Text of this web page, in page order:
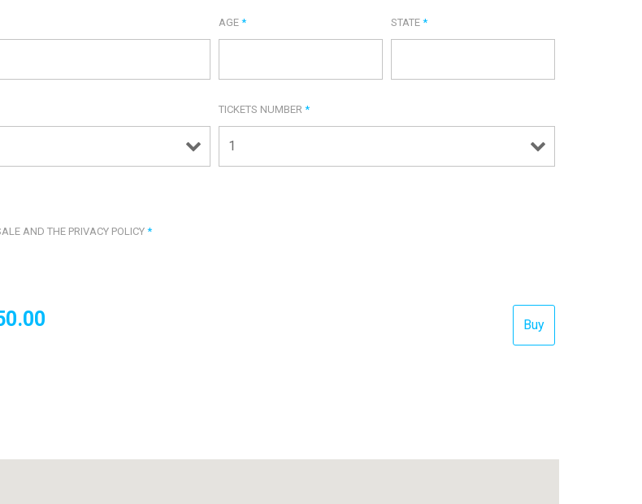
AGE* STATE*
TICKETS NUMBER*
AND THE PRIVACY POLICY *